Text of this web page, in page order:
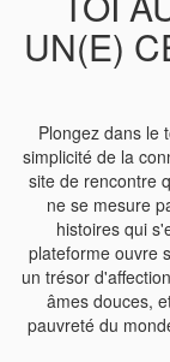
UN(E)
Plongez dans le
simplicité de la
site de rencontre
ne se mesure
histoires qui
plateforme ouvre
un trésor
âmes douces,
pauvreté du